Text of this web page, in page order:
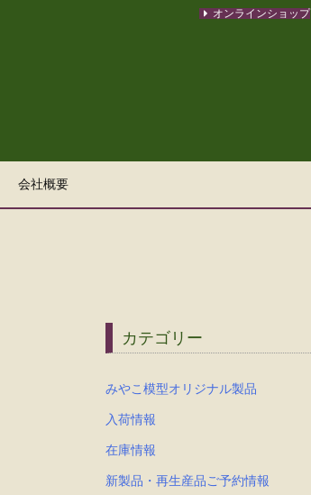
会社概要
オンラインショップ
カテゴリー
みやこ模型オリジナル製品
入荷情報
在庫情報
新製品・再生産品ご予約情報